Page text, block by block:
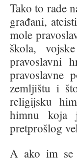
Tako to rade
građani,
mole
škola,
pravoslavni
pravoslavne
zemljištu i
religijsku
himnu koja
pretprošlog
A ako im se